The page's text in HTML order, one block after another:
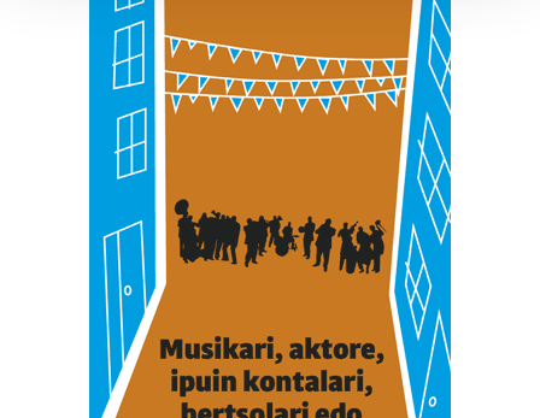
Guk eta gure bazkideek zure datu pertsonalak
prozesatzen ditugu, zure IP zenbakia, besteak beste,
teknologia erabiliz, cookieak adibidez, iragarki eta eduki
pertsonalizatuak eskaintzeko, iragarkiak eta edukia
neurtzeko, jendeari buruzko informazioa biltzeko eta
produktuak garatzeko. Zure datuak nork eta zertarako
Bazkide batzuek ez dizute baimenik eskatzen, eta beren
interes komertzial legitimoetan babesten dira. Ikusi gure
bazkideen zerrenda, beren ustez zein helburutarako
duten interes legitimoa eta horren aurka nola egin
dezakezun ikusteko.